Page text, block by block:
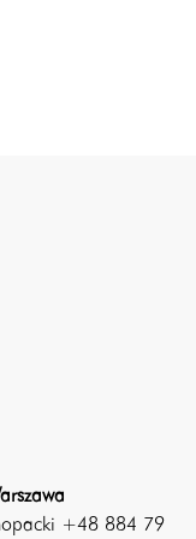
+48 884 79